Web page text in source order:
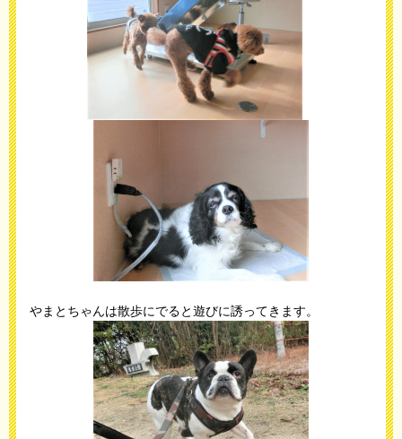
やまとちゃんは散歩にでると遊びに誘ってきます。